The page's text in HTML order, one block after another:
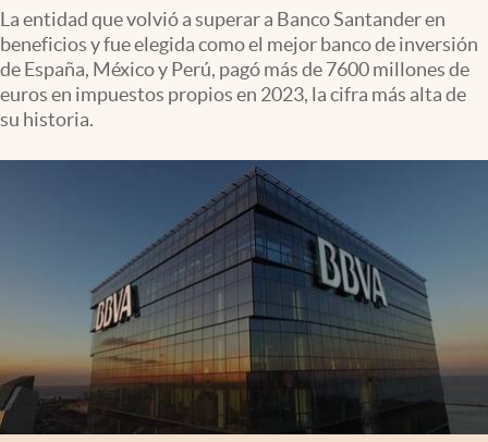
La entidad que volvió a superar a Banco Santander en
beneficios y fue elegida como el mejor banco de inversión
de España, México y Perú, pagó más de 7600 millones de
euros en impuestos propios en 2023, la cifra más alta de
su historia.